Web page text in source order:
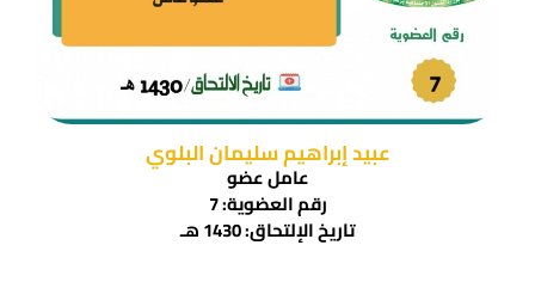
عبيد إبراهيم سليمان البلوي
عامل عضو
رقم العضوية: 7
تاريخ الإلتحاق: 1430 هـ